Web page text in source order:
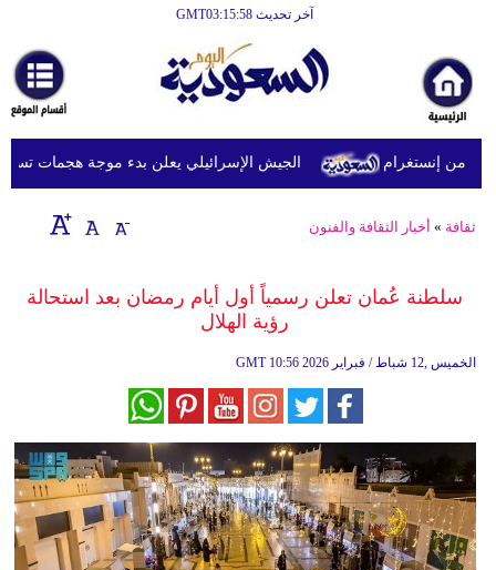
آخر تحديث GMT03:15:58
أخبارعاجلة
رياضة
ثقافة
إقتصاد
وموسيقى
سياحة
وسفر
ديكور
الجيش الإسرائيلي يعلن بدء موجة هجمات تستهدف إنستغرام
ثقافة » أخبار الثقافة والفنون
سلطنة عُمان تعلن رسمياً أول أيام رمضان بعد استحالة
رؤية الهلال
GMT 10:56 2026 الخميس ,12 شباط / فبراير